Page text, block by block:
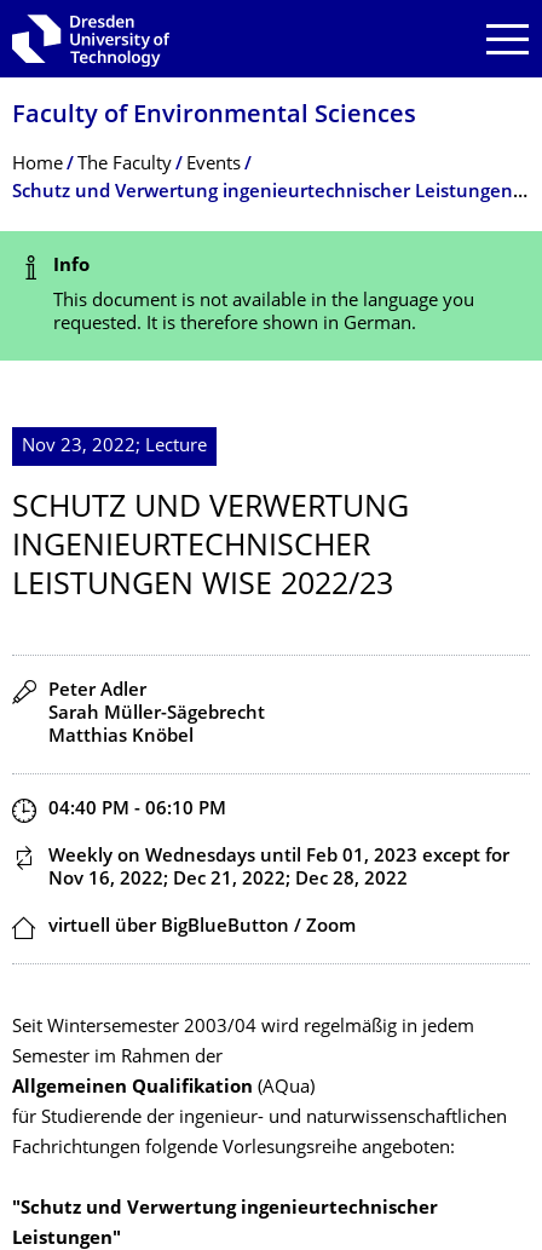
Skip to main navigation
Skip to search
Skip to content
Faculty of Environmental Sciences
Breadcrumb Menu
Home The Faculty
Events
Schutz und Verwertung ingenieurtech­nischer Leistungen WiSe 2022/23
Status Message
Info
This document is not available in the language you
requested. It is therefore shown in German.
Nov 23, 2022; Lecture
SCHUTZ UND VERWERTUNG
INGENIEURTECH­NISCHER
LEISTUNGEN WISE 2022/23
Speaker(s)
Peter Adler
Sarah Müller-Sägebrecht
Matthias Knöbel
Start and end time
04:40 PM - 06:10 PM
This event is recurring
Weekly on Wednesdays until Feb 01, 2023 except for
Nov 16, 2022; Dec 21, 2022; Dec 28, 2022
Location
virtuell über BigBlueButton / Zoom
Seit Wintersemester 2003/04 wird regelmäßig in jedem
Semester im Rahmen der
Allgemeinen Qualifikation (AQua)
für Studierende der ingenieur- und naturwissenschaftlichen
Fachrichtungen folgende Vorlesungsreihe angeboten:
"Schutz und Verwertung ingenieurtechnischer
Leistungen"